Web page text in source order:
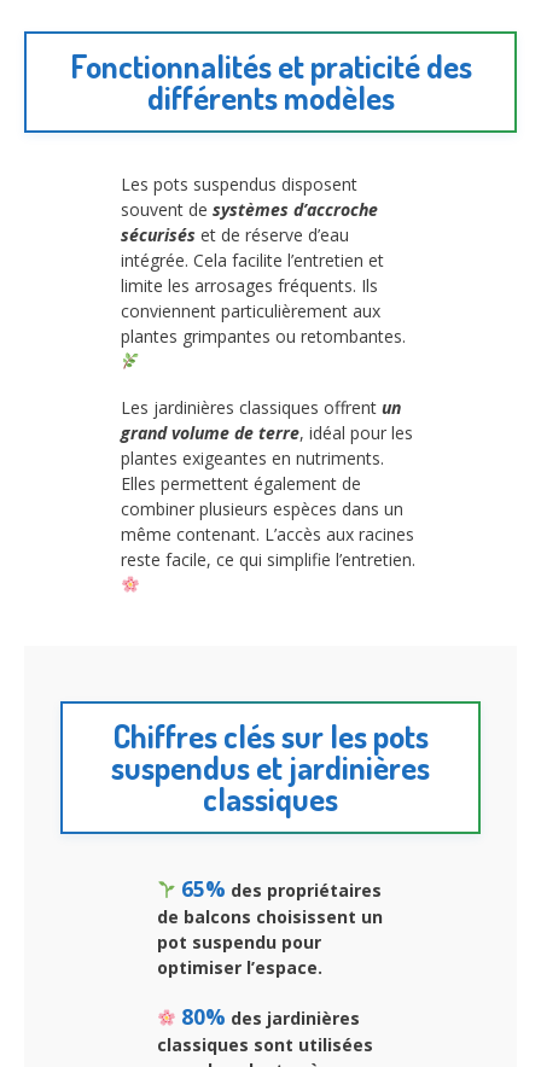
Fonctionnalités et praticité des
différents modèles
Les pots suspendus disposent
souvent de systèmes d’accroche
sécurisés et de réserve d’eau
intégrée. Cela facilite l’entretien et
limite les arrosages fréquents. Ils
conviennent particulièrement aux
plantes grimpantes ou retombantes.
Les jardinières classiques offrent un
grand volume de terre, idéal pour les
plantes exigeantes en nutriments.
Elles permettent également de
combiner plusieurs espèces dans un
même contenant. L’accès aux racines
reste facile, ce qui simplifie l’entretien.
Chiffres clés sur les pots
suspendus et jardinières
classiques
65% des propriétaires
de balcons choisissent un
pot suspendu pour
optimiser l’espace.
80% des jardinières
classiques sont utilisées